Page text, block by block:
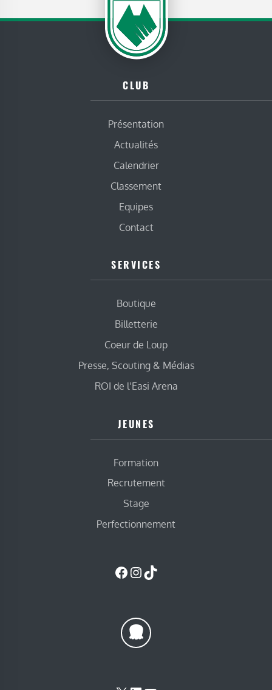
CLUB
Présentation
Actualités
Calendrier
Classement
Equipes
Contact
SERVICES
Boutique
Billetterie
Coeur de Loup
Presse, Scouting & Médias
ROI de l’Easi Arena
JEUNES
Formation
Recrutement
Stage
Perfectionnement
Facebook
Instagram
TikTok